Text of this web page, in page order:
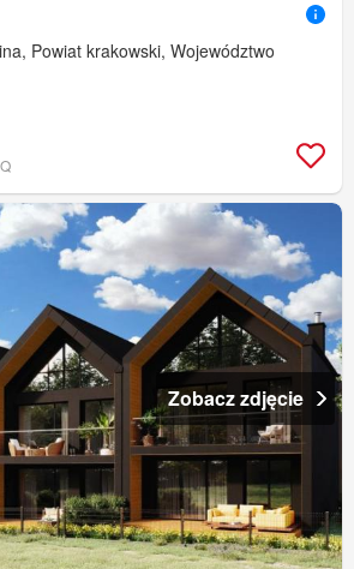
Powiat krakowski, Województwo
Zobacz zdjęcie